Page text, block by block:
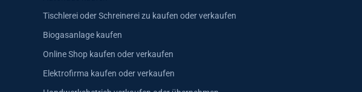
Tischlerei oder Schreinerei zu kaufen oder verkaufen
Biogasanlage kaufen
Online Shop kaufen oder verkaufen
Elektrofirma kaufen oder verkaufen